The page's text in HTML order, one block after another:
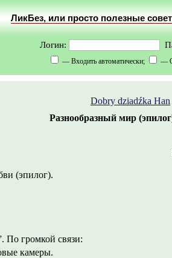
ЛикБез, или просто полезные
Логин:
— Входить автоматически; —
Dobry dziadźka Han
Разнообразный мир
(эпилог).
По громкой связи:
камеры.